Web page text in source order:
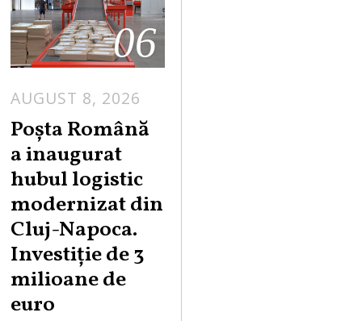
06
AUGUST 8, 2026
Poșta Română
a inaugurat
hubul logistic
modernizat din
Cluj-Napoca.
Investiție de 3
milioane de
euro